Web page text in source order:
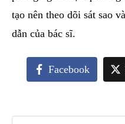
tạo nên theo dõi sát sao
dẫn của bác sĩ.
Facebook